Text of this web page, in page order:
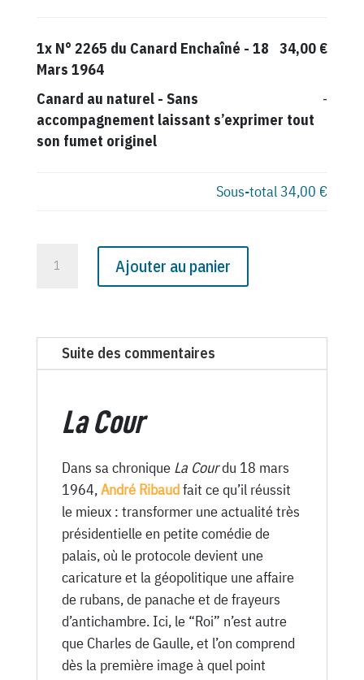
1x N° 2265 du Canard Enchaîné - 18
Mars 1964
34,00 €
Canard au naturel- Sans
accompagnement laissant s’exprimer tout
son fumet originel
-
Sous-total34,00 €
du
Canard
1964
Ajouter au panier
Suite des commentaires
La Cour
Dans sa chronique La Courdu 18 mars
1964,André Ribaudfait ce qu’il réussit
le mieux : transformer une actualité très
présidentielle en petite comédie de
palais, où le protocole devient une
caricature et la géopolitique une affaire
de rubans, de panache et de frayeurs
d’antichambre. Ici, le “Roi” n’est autre
que Charles de Gaulle, et l’on comprend
dès la première image à quel point